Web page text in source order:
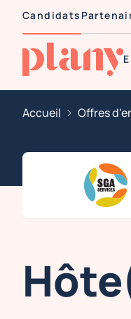
Candidats
Accueil Offres